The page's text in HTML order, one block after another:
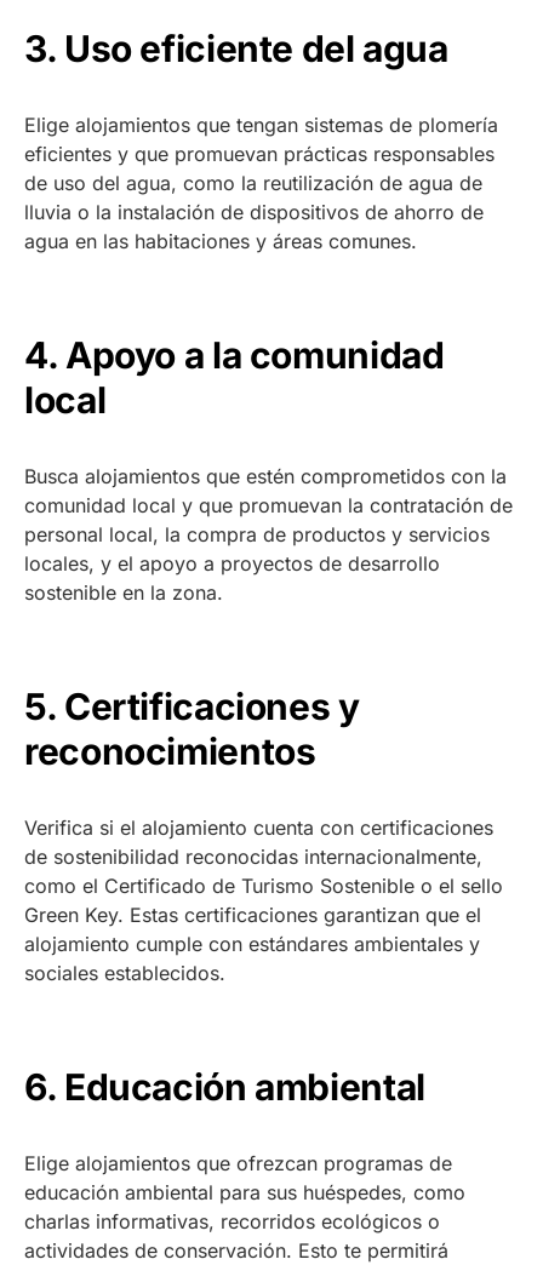
3. Uso eficiente del agua
Elige alojamientos que tengan sistemas de plomería
eficientes y que promuevan prácticas responsables
de uso del agua, como la reutilización de agua de
lluvia o la instalación de dispositivos de ahorro de
agua en las habitaciones y áreas comunes.
4. Apoyo a la comunidad
local
Busca alojamientos que estén comprometidos con la
comunidad local y que promuevan la contratación de
personal local, la compra de productos y servicios
locales, y el apoyo a proyectos de desarrollo
sostenible en la zona.
5. Certificaciones y
reconocimientos
Verifica si el alojamiento cuenta con certificaciones
de sostenibilidad reconocidas internacionalmente,
como el Certificado de Turismo Sostenible o el sello
Green Key. Estas certificaciones garantizan que el
alojamiento cumple con estándares ambientales y
sociales establecidos.
6. Educación ambiental
Elige alojamientos que ofrezcan programas de
educación ambiental para sus huéspedes, como
charlas informativas, recorridos ecológicos o
actividades de conservación. Esto te permitirá